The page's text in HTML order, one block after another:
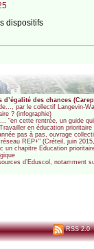
dispositifs
des chances
par le collectif Langevin-
? (infographie)
"en cette rentrée, un guide
en éducation prioritaire
pas à pas, ouvrage
REP+" (Créteil, juin
un chapitre Education
d’Eduscol,
RSS 2.0